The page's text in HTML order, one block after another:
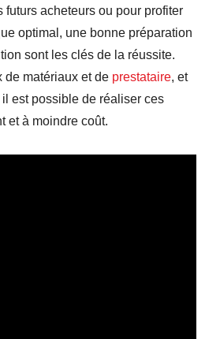
futurs acheteurs ou pour profiter
optimal, une bonne préparation
sont les clés de la réussite.
de matériaux et de prestataire, et
est possible de réaliser ces
et à moindre coût.